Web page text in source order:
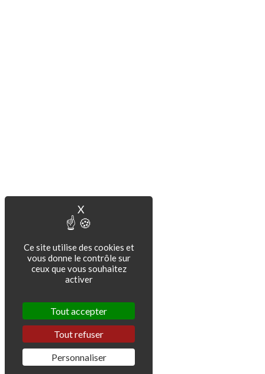
Ce site utilise des cookies et
vous donne le contrôle sur
ceux que vous souhaitez
activer
Tout accepter
Tout refuser
Personnaliser
X